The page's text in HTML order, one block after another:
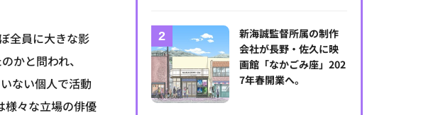
全員に大きな影
かと問われ、
ない個人で活動
様々な立場の俳優
新海誠監督所属の制作
会社が長野・佐久に映
画館「なかごみ座」202
7年春開業へ。